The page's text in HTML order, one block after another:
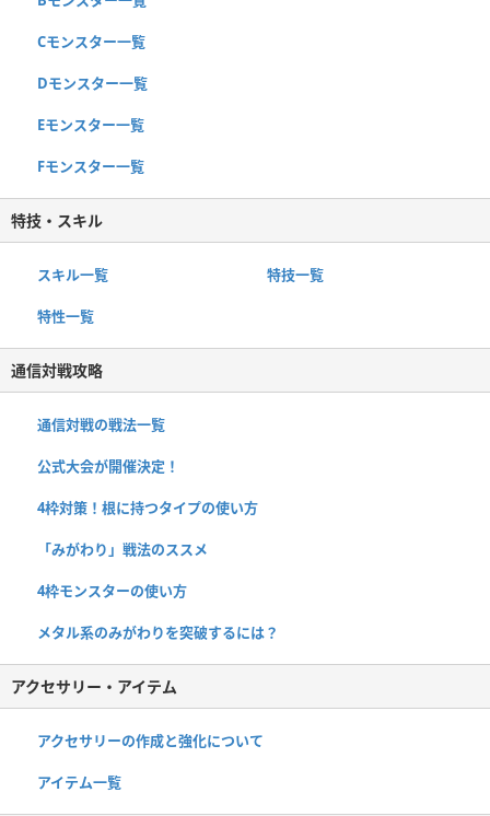
Cモンスター一覧
Dモンスター一覧
Eモンスター一覧
Fモンスター一覧
特技・スキル
スキル一覧 特技一覧
特性一覧
通信対戦攻略
通信対戦の戦法一覧
公式大会が開催決定！
4枠対策！根に持つタイプの使い方
「みがわり」戦法のススメ
4枠モンスターの使い方
メタル系のみがわりを突破するには？
アクセサリー・アイテム
アクセサリーの作成と強化について
アイテム一覧